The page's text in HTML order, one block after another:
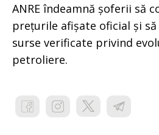
ANRE îndeamnă șoferii să
prețurile afișate oficial și
surse verificate privind
petroliere.